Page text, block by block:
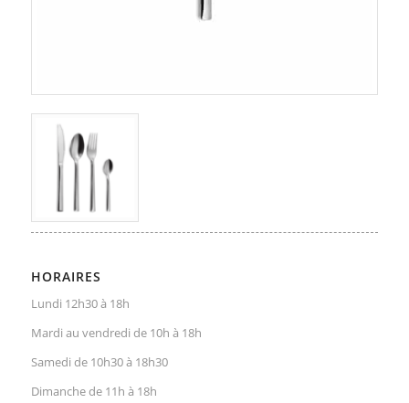
HORAIRES
Lundi 12h30 à 18h
Mardi au vendredi de 10h à 18h
Samedi de 10h30 à 18h30
Dimanche de 11h à 18h